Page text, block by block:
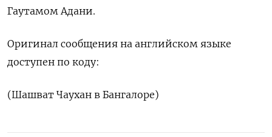
Гаутамом Адани.
Оригинал сообщения на английском языке
доступен по коду:
(Шашват Чаухан в Бангалоре)